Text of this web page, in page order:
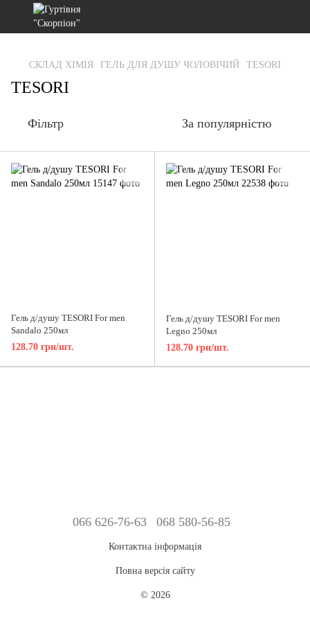
gtag('js', new Date()); gtag('config', 'G-RFXCKGNRF7');
СКЛАД ХІМІЯ ГЕЛЬ ДЛЯ ДУШУ ЧОЛОВІЧИЙ TESORI
TESORI
Фільтр За популярністю
Гель д/душу TESORI For men
Sandalo 250мл
128.70 грн/шт.
Гель д/душу TESORI For men
Legno 250мл
128.70 грн/шт.
066 626-76-63 068 580-56-85
Контактна інформація
Повна версія сайту
© 2026